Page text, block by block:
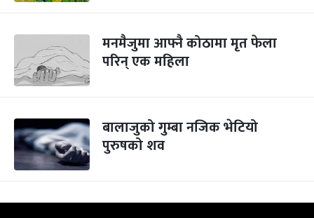
मनमैजुमा आफ्नै कोठामा मृत फेला
परिन् एक महिला
बालाजुको गुम्बा नजिक भेटियो
पुरुषको शव